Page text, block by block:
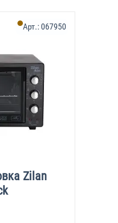
Zilan
Арт.:067950